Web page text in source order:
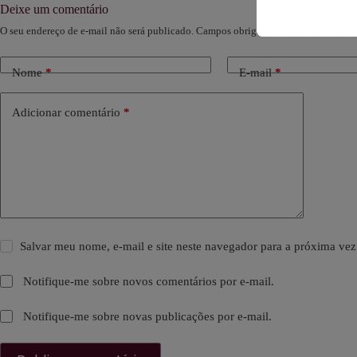
Deixe um comentário
O seu endereço de e-mail não será publicado. Campos obrigatórios são marcados
Nome* E-mail*
Adicionar comentário *
Salvar meu nome, e-mail e site neste navegador para a próxima
Notifique-me sobre novos comentários por e-mail.
Notifique-me sobre novas publicações por e-mail.